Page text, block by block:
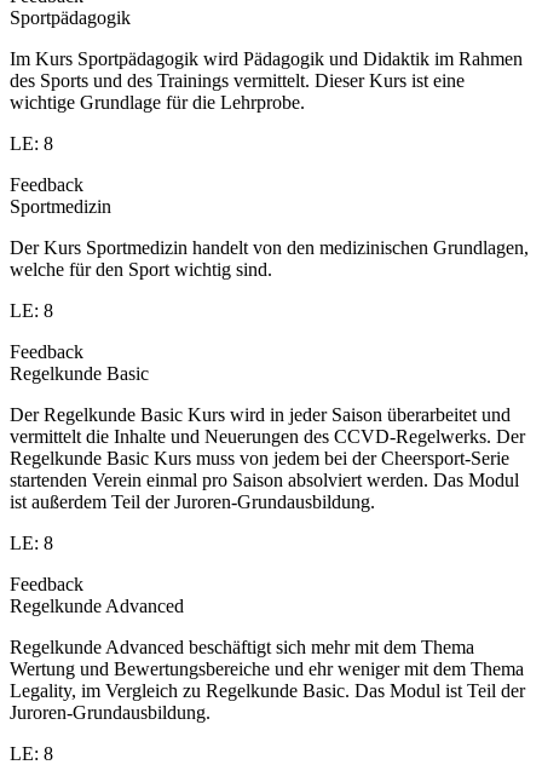
Sportpädagogik
Im Kurs Sportpädagogik wird Pädagogik und Didaktik im Rahmen
des Sports und des Trainings vermittelt. Dieser Kurs ist eine
wichtige Grundlage für die Lehrprobe.
LE: 8
Feedback
Sportmedizin
Der Kurs Sportmedizin handelt von den medizinischen Grundlagen,
welche für den Sport wichtig sind.
LE: 8
Feedback
Regelkunde Basic
Der Regelkunde Basic Kurs wird in jeder Saison überarbeitet und
vermittelt die Inhalte und Neuerungen des CCVD-Regelwerks. Der
Regelkunde Basic Kurs muss von jedem bei der Cheersport-Serie
startenden Verein einmal pro Saison absolviert werden. Das Modul
ist außerdem Teil der Juroren-Grundausbildung.
LE: 8
Feedback
Regelkunde Advanced
Regelkunde Advanced beschäftigt sich mehr mit dem Thema
Wertung und Bewertungsbereiche und ehr weniger mit dem Thema
Legality, im Vergleich zu Regelkunde Basic. Das Modul ist Teil der
Juroren-Grundausbildung.
LE: 8